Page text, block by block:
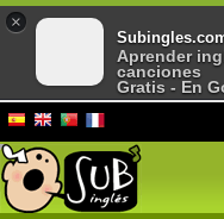
×
Aprender
canciones
Gratis - En